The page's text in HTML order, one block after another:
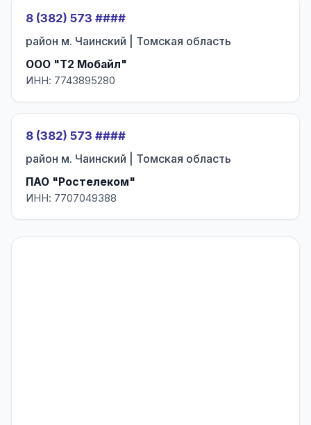
8 (382) 573 ####
район м. Чаинский | Томская область
ООО "Т2 Мобайл"
ИНН: 7743895280
8 (382) 573 ####
район м. Чаинский | Томская область
ПАО "Ростелеком"
ИНН: 7707049388